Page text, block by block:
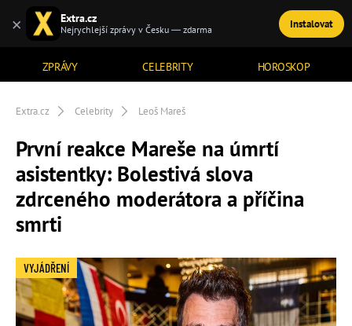
ZPRÁVY CELEBRITY HOROSKOP
TÉMATA
Extra.cz Celebrity Leoš Mareš
První reakce Mareše na úmrtí
asistentky: Bolestivá slova
zdrceného moderátora a příčina
smrti
VYJÁDŘENÍ
× Extra.cz
Nejrychlejší zprávy v Česku — zdarma Instalovat